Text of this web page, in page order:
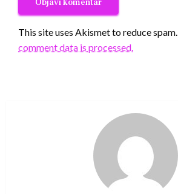
This site uses Akismet to reduce spam.
comment data is processed.